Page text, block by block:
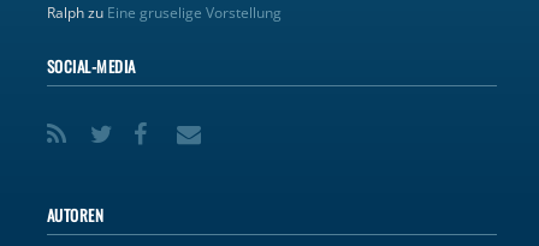
Ralphzu Eine gruselige Vorstellung
SOCIAL-MEDIA
AUTOREN